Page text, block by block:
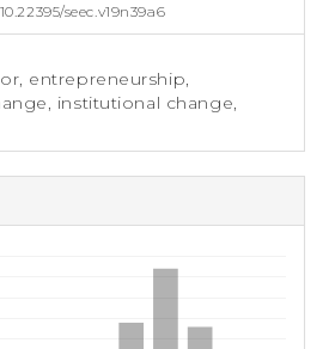
seec.v19n39a6
entrepreneurship,
institutional change,